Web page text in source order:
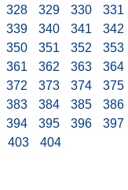
328 329 330
331
339 340 341
342
350 351 352
353
361 362 363
364
372 373 374
375
383 384 385
386
394 395 396
397
403 404